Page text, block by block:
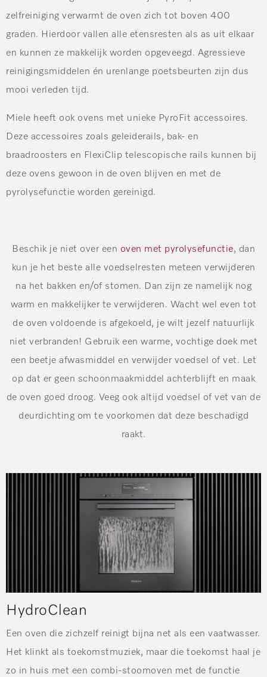
zelfreiniging verwarmt de oven zich tot boven 400
graden. Hierdoor vallen alle etensresten als as uit elkaar
en kunnen ze makkelijk worden opgeveegd. Agressieve
reinigingsmiddelen én urenlange poetsbeurten zijn dus
mooi verleden tijd.
Miele heeft ook ovens met unieke PyroFit accessoires.
Deze accessoires zoals geleiderails, bak- en
braadroosters en FlexiClip telescopische rails kunnen bij
deze ovens gewoon in de oven blijven en met de
pyrolysefunctie worden gereinigd.
Beschik je niet over een oven met pyrolysefunctie, dan
kun je het beste alle voedselresten meteen verwijderen
na het bakken en/of stomen. Dan zijn ze namelijk nog
warm en makkelijker te verwijderen. Wacht wel even tot
de oven voldoende is afgekoeld, je wilt jezelf natuurlijk
niet verbranden! Gebruik een warme, vochtige doek met
een beetje afwasmiddel en verwijder voedsel of vet. Let
op dat er geen schoonmaakmiddel achterblijft en maak
de oven goed droog. Veeg ook altijd voedsel of vet van de
deurdichting om te voorkomen dat deze beschadigd
raakt.
HydroClean
Een oven die zichzelf reinigt bijna net als een vaatwasser.
Het klinkt als toekomstmuziek, maar die toekomst haal je
zo in huis met een combi-stoomoven met de functie